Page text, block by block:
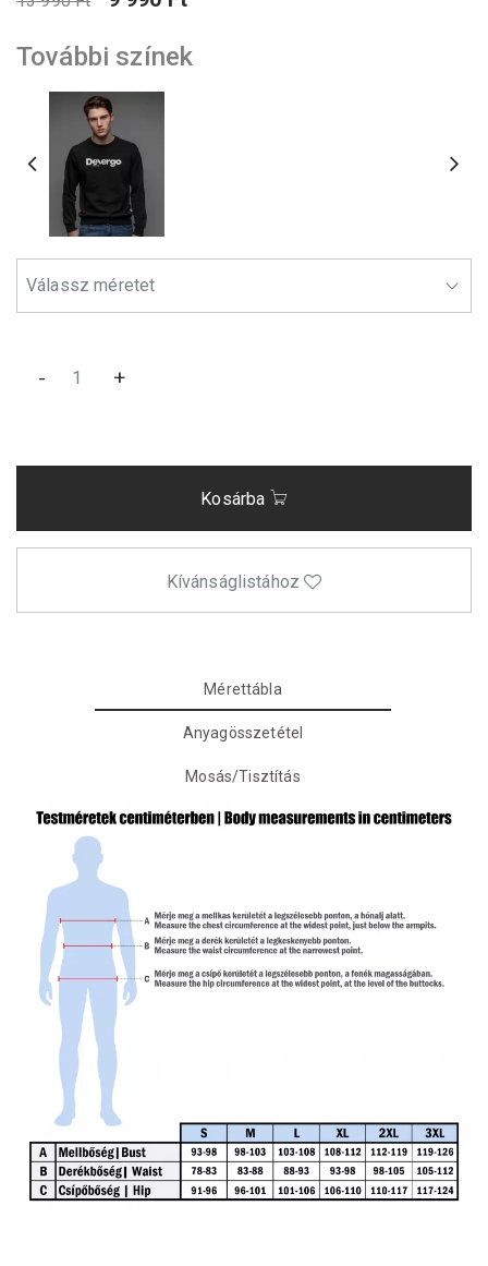
További színek
- +
Kosárba
Kívánságlistához
Mérettábla
Anyagösszetétel
Mosás/Tisztítás